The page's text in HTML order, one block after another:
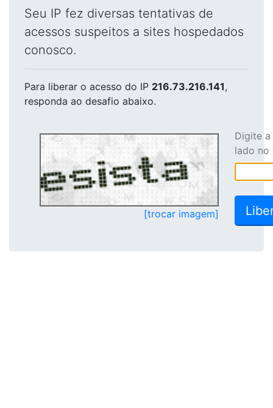
Seu IP fez diversas tentativas de
acessos suspeitos a sites hospedados
conosco.
Para liberar o acesso do IP 216.73.216.141,
responda ao desafio abaixo.
[trocar imagem]
Digite
lado no